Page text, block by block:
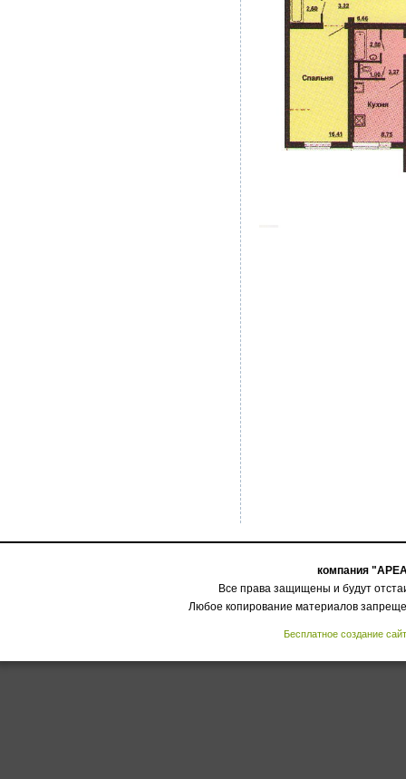
компания
Все права защищены и будут
Любое копирование материалов
Бесплатное создание